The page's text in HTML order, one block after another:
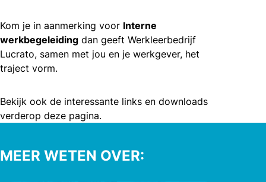
Kom je in aanmerking voor Interne
werkbegeleiding dan geeft Werkleerbedrijf
Lucrato, samen met jou en je werkgever, het
traject vorm.
Bekijk ook de interessante links en downloads
verderop deze pagina.
MEER WETEN OVER: